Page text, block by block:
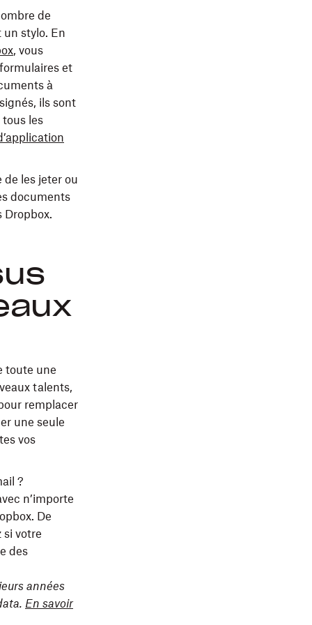
de
stylo. En
, vous
et
à
ils sont
les
de les jeter ou
documents
Dropbox.
toute une
talents,
remplacer
une seule
vos
?
n’importe
De
si votre
des
années
En savoir